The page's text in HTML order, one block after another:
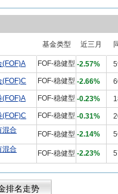
基金类型 近三月
(FOF)A FOF-稳健型 -2.57%
FOF-稳健型 -2.66%
(FOF)A FOF-稳健型 -0.23%
FOF-稳健型 -0.31%
混合
FOF-稳健型 -2.14%
混合
FOF-稳健型 -2.23%
排名走势